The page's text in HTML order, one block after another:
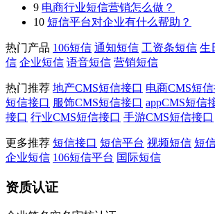
9 电商行业短信营销怎么做？
10 短信平台对企业有什么帮助？
热门产品 106短信 通知短信 工资条短信 生
信 企业短信 语音短信 营销短信
热门推荐 地产CMS短信接口 电商CMS短
短信接口 服饰CMS短信接口 appCMS短信
接口 行业CMS短信接口 手游CMS短信接口
更多推荐 短信接口 短信平台 视频短信 短
企业短信 106短信平台 国际短信
资质认证